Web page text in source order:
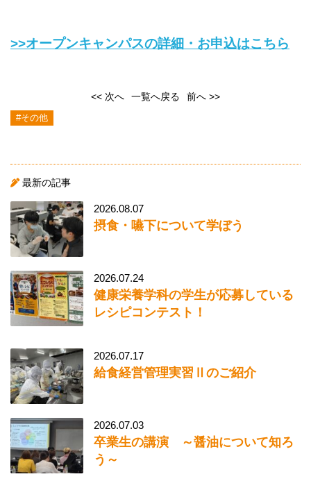
>>オープンキャンパスの詳細・お申込はこちら
<< 次へ 一覧へ戻る 前へ >>
#その他
最新の記事
2026.08.07
摂食・嚥下について学ぼう
2026.07.24
健康栄養学科の学生が応募している
レシピコンテスト！
2026.07.17
給食経営管理実習Ⅱのご紹介
2026.07.03
卒業生の講演 ～醤油について知ろ
う～